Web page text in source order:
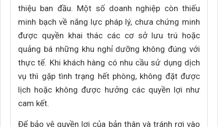
thiệu ban đầu. Một số doanh nghiệp còn thiếu
minh bạch về năng lực pháp lý, chưa chứng minh
được quyền khai thác các cơ sở lưu trú hoặc
quảng bá những khu nghỉ dưỡng không đúng với
thực tế. Khi khách hàng có nhu cầu sử dụng dịch
vụ thì gặp tình trạng hết phòng, không đặt được
lịch hoặc không được hưởng các quyền lợi như
cam kết.
Để bảo vệ quyền lợi của bản thân và tránh rơi vào